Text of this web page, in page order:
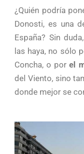
¿Quién podría
Donosti, es una
España? Sin
las haya, no sólo
Concha, o porel
del Viento, sino
donde mejor se